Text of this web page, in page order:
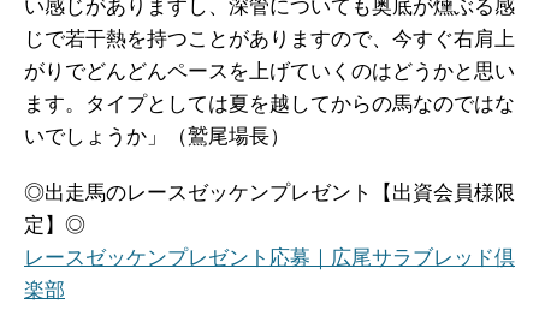
い感じがありますし、深管についても奥底が燻ぶる感
じで若干熱を持つことがありますので、今すぐ右肩上
がりでどんどんペースを上げていくのはどうかと思い
ます。タイプとしては夏を越してからの馬なのではな
いでしょうか」（鷲尾場長）
◎出走馬のレースゼッケンプレゼント【出資会員様限
定】◎
レースゼッケンプレゼント応募｜広尾サラブレッド倶
楽部